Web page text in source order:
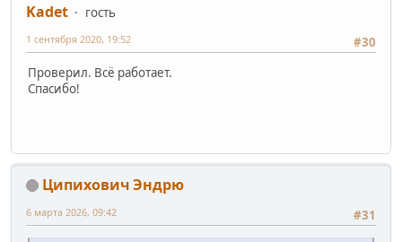
Kadet
гость
#30
1 сентября 2020, 19:52
Проверил. Всё работает.
Спасибо!
Ципихович Эндрю
#31
6 марта 2026, 09:42